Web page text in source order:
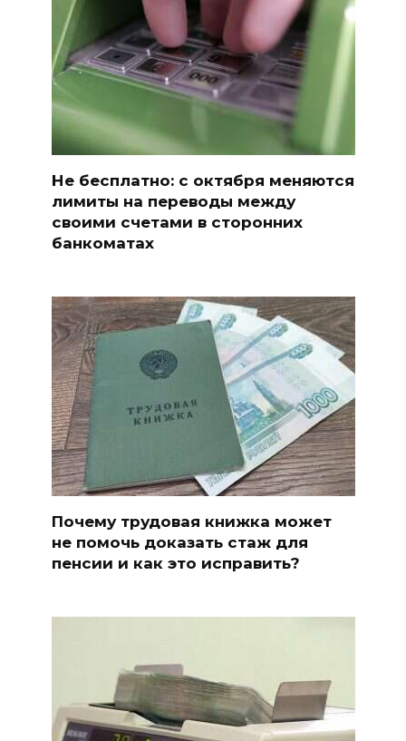
Не бесплатно: с октября меняются
лимиты на переводы между
своими счетами в сторонних
банкоматах
Почему трудовая книжка может
не помочь доказать стаж для
пенсии и как это исправить?